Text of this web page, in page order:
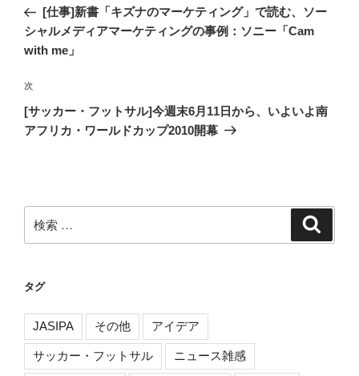
ナ
ビ
ー
シ
ョ
去
の
投
[仕事]新書「キズナのマーケティング」で読む、ソー
シャルメディアマーケティングの事例：ソニー「Cam
with me」
次
の
投
次
[サッカー・フットサル]今週末6月11日から、いよいよ南
アフリカ・ワールドカップ2010開幕
索:
タグ
JASIPA その他 アイデア
サッカー・フットサル ニュース雑感